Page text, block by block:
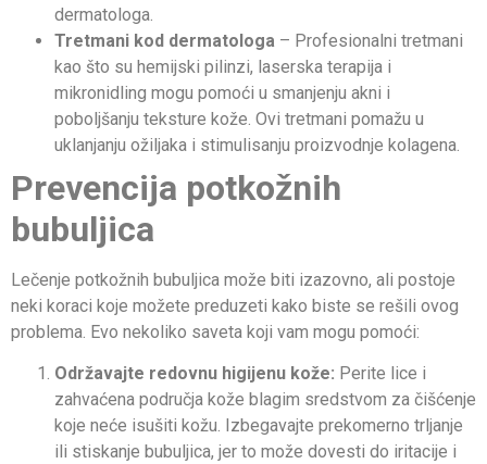
dermatologa.
Tretmani kod dermatologa – Profesionalni tretmani
kao što su hemijski pilinzi, laserska terapija i
mikronidling mogu pomoći u smanjenju akni i
poboljšanju teksture kože. Ovi tretmani pomažu u
uklanjanju ožiljaka i stimulisanju proizvodnje kolagena.
Prevencija potkožnih
bubuljica
Lečenje potkožnih bubuljica može biti izazovno, ali postoje
neki koraci koje možete preduzeti kako biste se rešili ovog
problema. Evo nekoliko saveta koji vam mogu pomoći:
Održavajte redovnu higijenu kože: Perite lice i
zahvaćena područja kože blagim sredstvom za čišćenje
koje neće isušiti kožu. Izbegavajte prekomerno trljanje
ili stiskanje bubuljica, jer to može dovesti do iritacije i